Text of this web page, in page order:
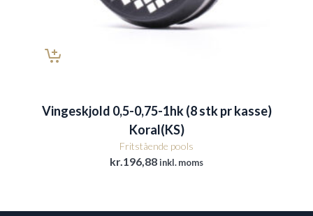
Vingeskjold 0,5-0,75-1hk (8 stk pr kasse)
Koral(KS)
Fritstående pools
kr. 196,88inkl. moms